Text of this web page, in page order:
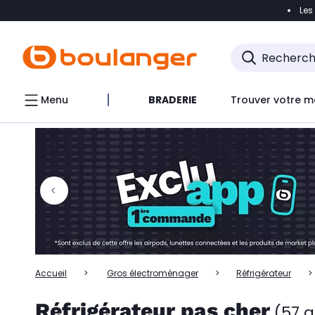
Accéder
Accéder directement au chatbot
Menu BRADERIE Trouver votre
Accueil Gros électroménager Réfrigérateur